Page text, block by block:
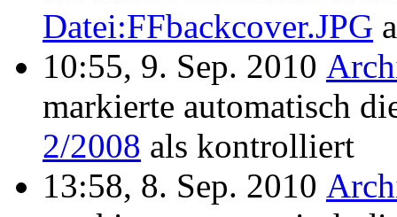
Datei:FFbackcover.JPG
10:55, 9. Sep. 2010
markierte automatisch
2/2008 als kontrolliert
13:58, 8. Sep. 2010